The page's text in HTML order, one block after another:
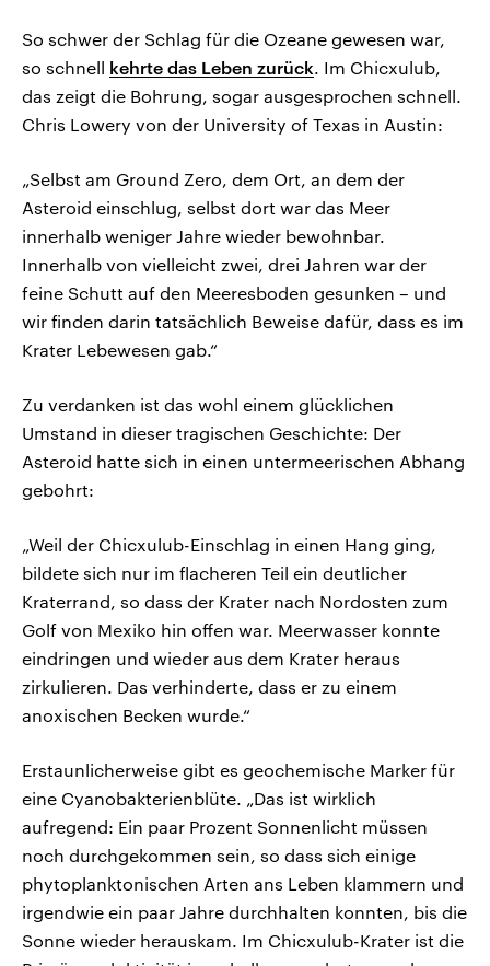
So schwer der Schlag für die Ozeane gewesen war,
so schnell kehrte das Leben zurück. Im Chicxulub,
das zeigt die Bohrung, sogar ausgesprochen schnell.
Chris Lowery von der University of Texas in Austin:
„Selbst am Ground Zero, dem Ort, an dem der
Asteroid einschlug, selbst dort war das Meer
innerhalb weniger Jahre wieder bewohnbar.
Innerhalb von vielleicht zwei, drei Jahren war der
feine Schutt auf den Meeresboden gesunken – und
wir finden darin tatsächlich Beweise dafür, dass es im
Krater Lebewesen gab.“
Zu verdanken ist das wohl einem glücklichen
Umstand in dieser tragischen Geschichte: Der
Asteroid hatte sich in einen untermeerischen Abhang
gebohrt:
„Weil der Chicxulub-Einschlag in einen Hang ging,
bildete sich nur im flacheren Teil ein deutlicher
Kraterrand, so dass der Krater nach Nordosten zum
Golf von Mexiko hin offen war. Meerwasser konnte
eindringen und wieder aus dem Krater heraus
zirkulieren. Das verhinderte, dass er zu einem
anoxischen Becken wurde.“
Erstaunlicherweise gibt es geochemische Marker für
eine Cyanobakterienblüte. „Das ist wirklich
aufregend: Ein paar Prozent Sonnenlicht müssen
noch durchgekommen sein, so dass sich einige
phytoplanktonischen Arten ans Leben klammern und
irgendwie ein paar Jahre durchhalten konnten, bis die
Sonne wieder herauskam. Im Chicxulub-Krater ist die